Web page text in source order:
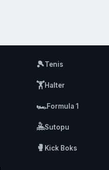
🎾Tenis
🏋️Halter
🏎️Formula 1
🤽Sutopu
🥊 Kick Boks